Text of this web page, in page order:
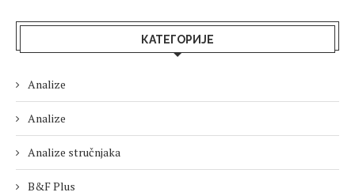
КАТЕГОРИЈЕ
Analize
Analize
Analize stručnjaka
B&F Plus